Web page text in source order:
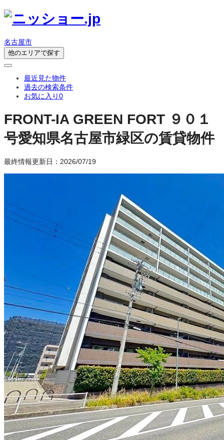
名古屋市
他のエリアで探す
最近見た物件
過去の検索条件
お気に入り0
FRONT-IA GREEN FORT ９０１
号愛知県名古屋市緑区の賃貸物件
最終情報更新日：2026/07/19